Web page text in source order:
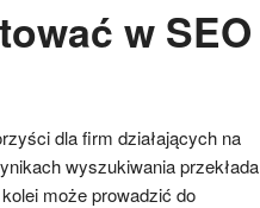
w SEO
dla firm działających na
wyszukiwania przekłada
może prowadzić do